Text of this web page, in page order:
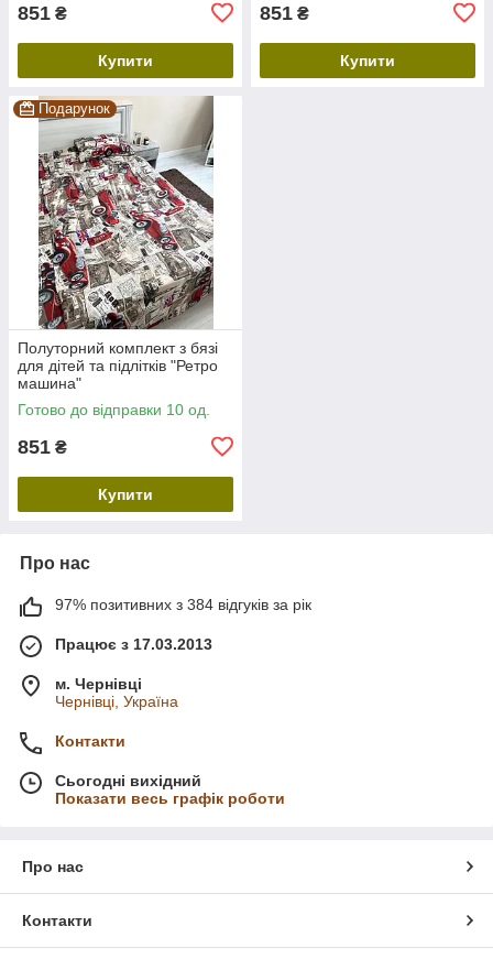
851 ₴
Купити
851 ₴
Купити
Подарунок
Полуторний комплект з бязі
для дітей та підлітків "Ретро
машина"
Готово до відправки 10 од.
851 ₴
Купити
Про нас
97% позитивних з 384 відгуків за рік
Працює з 17.03.2013
м. Чернівці
Чернівці, Україна
Контакти
Сьогодні вихідний
Показати весь графік роботи
Про нас
Контакти